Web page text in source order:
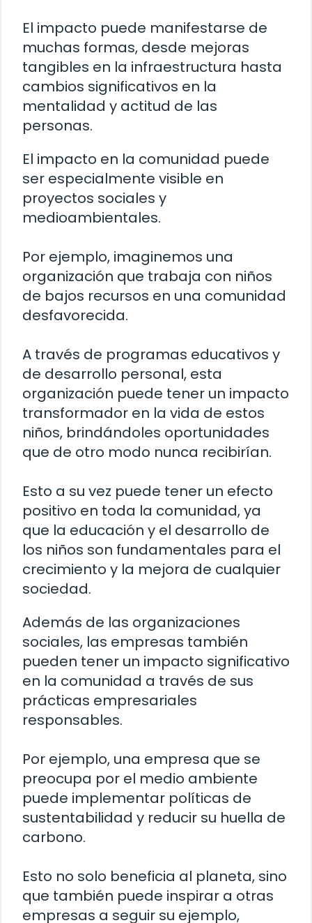
El impacto puede manifestarse de
muchas formas, desde mejoras
tangibles en la infraestructura hasta
cambios significativos en la
mentalidad y actitud de las
personas.
El impacto en la comunidad puede
ser especialmente visible en
proyectos sociales y
medioambientales.
Por ejemplo, imaginemos una
organización que trabaja con niños
de bajos recursos en una comunidad
desfavorecida.
A través de programas educativos y
de desarrollo personal, esta
organización puede tener un impacto
transformador en la vida de estos
niños, brindándoles oportunidades
que de otro modo nunca recibirían.
Esto a su vez puede tener un efecto
positivo en toda la comunidad, ya
que la educación y el desarrollo de
los niños son fundamentales para el
crecimiento y la mejora de cualquier
sociedad.
Además de las organizaciones
sociales, las empresas también
pueden tener un impacto significativo
en la comunidad a través de sus
prácticas empresariales
responsables.
Por ejemplo, una empresa que se
preocupa por el medio ambiente
puede implementar políticas de
sustentabilidad y reducir su huella de
carbono.
Esto no solo beneficia al planeta, sino
que también puede inspirar a otras
empresas a seguir su ejemplo,